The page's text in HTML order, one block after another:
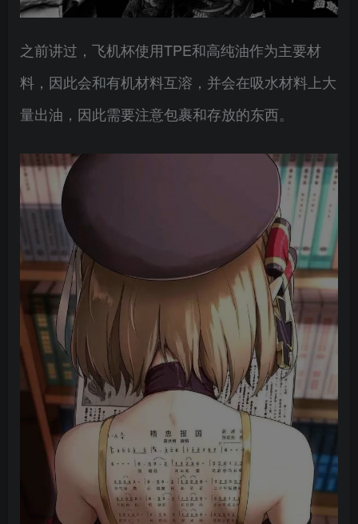
之前讲过，飞机杯使用TPE和高纯油作为主要材
料，因此会和有机材料互溶，并会在吸水材料上大
量出油，因此需要注意包裹和存放的东西。